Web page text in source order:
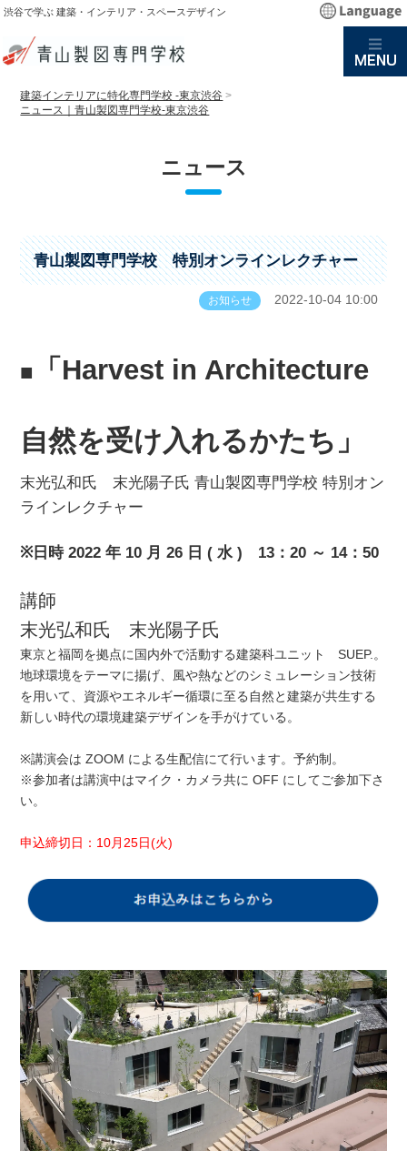
渋谷で学ぶ 建築・インテリア・スペースデザイン
建築インテリアに特化専門学校 -東京渋谷 >
ニュース｜青山製図専門学校-東京渋谷
ニュース
青山製図専門学校 特別オンラインレクチャー
お知らせ 2022-10-04 10:00
■ 「Harvest in Architecture
自然を受け入れるかたち」
末光弘和氏 末光陽子氏 青山製図専門学校 特別オン
ラインレクチャー
※日時 2022 年 10 月 26 日 ( 水 ) 13：20 ～ 14：50
講師
末光弘和氏 末光陽子氏
東京と福岡を拠点に国内外で活動する建築科ユニット SUEP.。
地球環境をテーマに揚げ、風や熱などのシミュレーション技術
を用いて、資源やエネルギー循環に至る自然と建築が共生する
新しい時代の環境建築デザインを手がけている。
※講演会は ZOOM による生配信にて行います。予約制。
※参加者は講演中はマイク・カメラ共に OFF にしてご参加下さ
い。
申込締切日：10月25日(火)